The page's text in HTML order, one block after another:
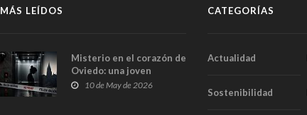
MÁS LEÍDOS
Misterio en el corazón de
Oviedo: una joven
aparece muerta dentro
10 de May de 2026
CATEGORÍAS
Actualidad
Sostenibilidad